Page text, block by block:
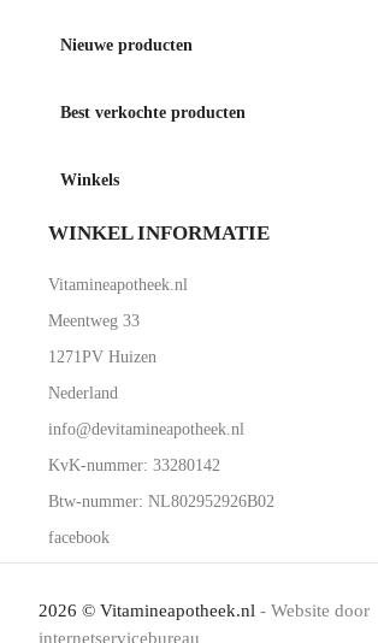
facebook
Nieuwe producten
Best verkochte producten
Winkels
WINKEL INFORMATIE
Vitamineapotheek.nl
Meentweg 33
1271PV Huizen
Nederland
info@devitamineapotheek.nl
KvK-nummer: 33280142
Btw-nummer: NL802952926B02
2026 © Vitamineapotheek.nl - Website door
internetservicebureau